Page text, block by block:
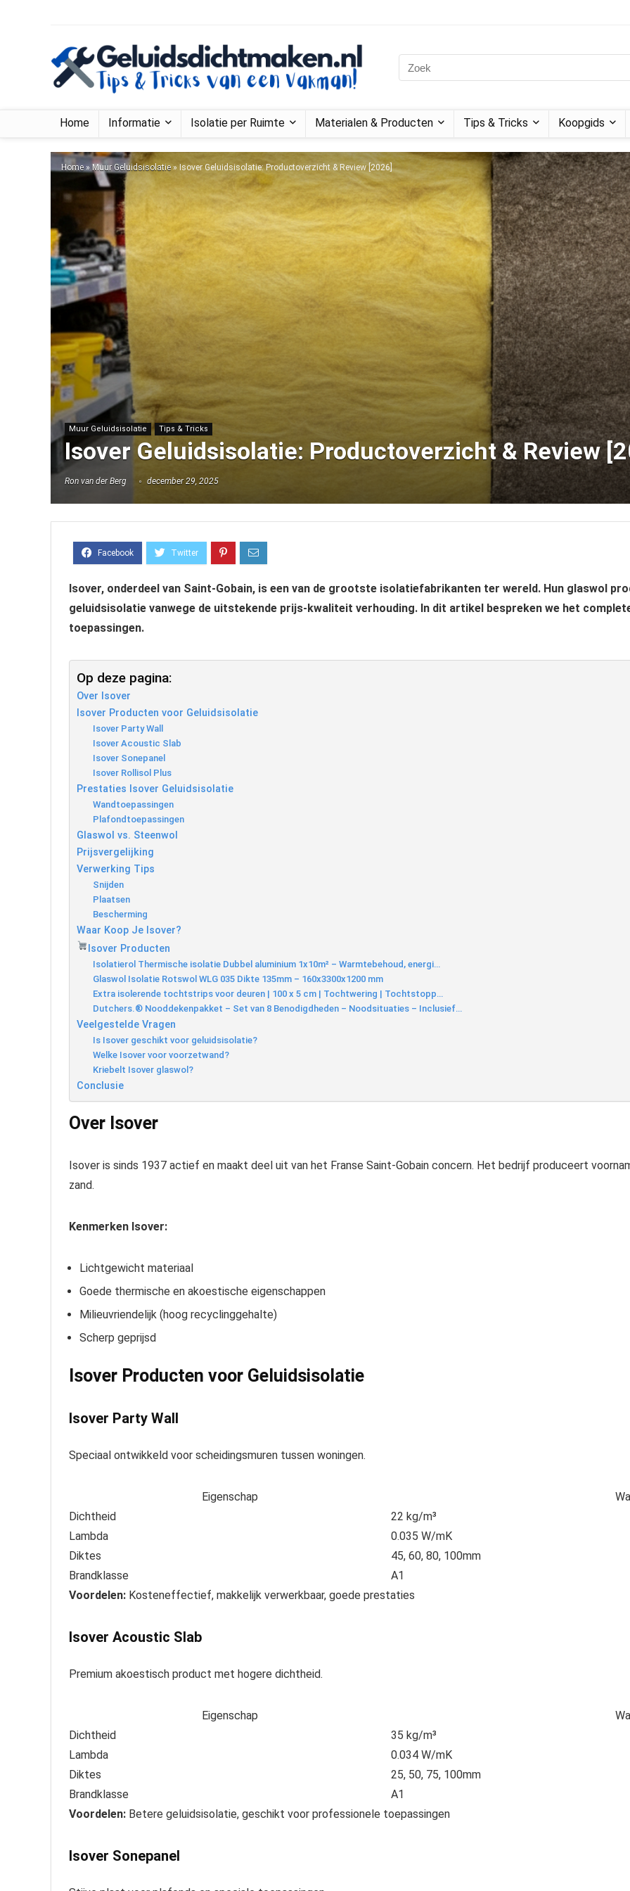
Home Informatie Isolatie per Ruimte Materialen & Producten Tips & Tricks Koopgids
Home » Muur Geluidsisolatie » Isover Geluidsisolatie: Productoverzicht & Review [2026]
Muur Geluidsisolatie Tips & Tricks
Isover Geluidsisolatie: Productoverzicht & Review
Ron van der Berg december 29, 2025
Isover, onderdeel van Saint-Gobain, is een van de grootste isolatiefabrikanten ter wereld. Hun glaswol
geluidsisolatie vanwege de uitstekende prijs-kwaliteit verhouding. In dit artikel bespreken we het
toepassingen.
Op deze pagina:
Over Isover
Isover Producten voor Geluidsisolatie
Isover Party Wall
Isover Acoustic Slab
Isover Sonepanel
Isover Rollisol Plus
Prestaties Isover Geluidsisolatie
Wandtoepassingen
Plafondtoepassingen
Glaswol vs. Steenwol
Prijsvergelijking
Verwerking Tips
Snijden
Plaatsen
Bescherming
Waar Koop Je Isover?
Isover Producten
​​Isolatierol Thermische isolatie Dubbel aluminium 1x10m² – Warmtebehoud, energi…
Glaswol Isolatie Rotswol WLG 035 Dikte 135mm – 160x3300x1200 mm
Extra isolerende tochtstrips voor deuren | 100 x 5 cm | Tochtwering | Tochtstopp…
Dutchers.® Nooddekenpakket – Set van 8 Benodigdheden – Noodsituaties – Inclusief…
Veelgestelde Vragen
Is Isover geschikt voor geluidsisolatie?
Welke Isover voor voorzetwand?
Kriebelt Isover glaswol?
Conclusie
Over Isover
Isover is sinds 1937 actief en maakt deel uit van het Franse Saint-Gobain concern. Het bedrijf produceert
zand.
Kenmerken Isover:
Lichtgewicht materiaal
Goede thermische en akoestische eigenschappen
Milieuvriendelijk (hoog recyclinggehalte)
Scherp geprijsd
Isover Producten voor Geluidsisolatie
Isover Party Wall
Speciaal ontwikkeld voor scheidingsmuren tussen woningen.
Eigenschap
Dichtheid
22 kg/m³
Lambda
0.035 W/mK
Diktes
45, 60, 80, 100mm
Brandklasse
A1
Voordelen: Kosteneffectief, makkelijk verwerkbaar, goede prestaties
Isover Acoustic Slab
Premium akoestisch product met hogere dichtheid.
Eigenschap
Dichtheid
35 kg/m³
Lambda
0.034 W/mK
Diktes
25, 50, 75, 100mm
Brandklasse
A1
Voordelen: Betere geluidsisolatie, geschikt voor professionele toepassingen
Isover Sonepanel